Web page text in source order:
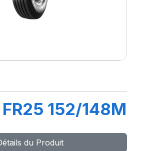
152/148M
du Produit